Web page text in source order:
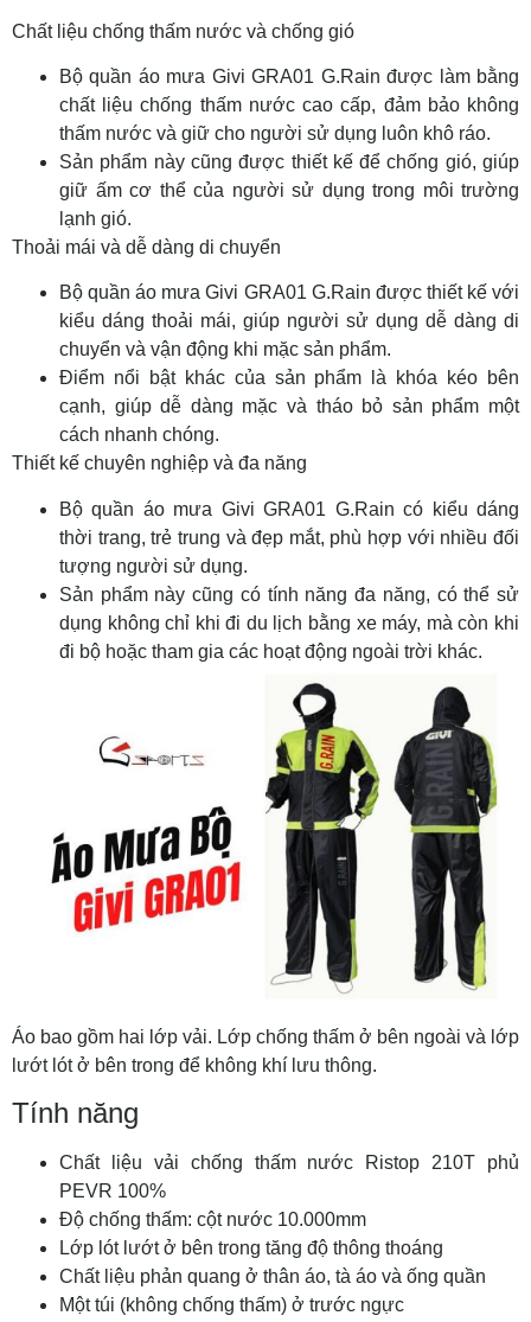
Chất liệu chống thấm nước và chống gió
Bộ quần áo mưa Givi GRA01 G.Rain được làm bằng
chất liệu chống thấm nước cao cấp, đảm bảo không
thấm nước và giữ cho người sử dụng luôn khô ráo.
Sản phẩm này cũng được thiết kế để chống gió, giúp
giữ ấm cơ thể của người sử dụng trong môi trường
lạnh gió.
Thoải mái và dễ dàng di chuyển
Bộ quần áo mưa Givi GRA01 G.Rain được thiết kế với
kiểu dáng thoải mái, giúp người sử dụng dễ dàng di
chuyển và vận động khi mặc sản phẩm.
Điểm nổi bật khác của sản phẩm là khóa kéo bên
cạnh, giúp dễ dàng mặc và tháo bỏ sản phẩm một
cách nhanh chóng.
Thiết kế chuyên nghiệp và đa năng
Bộ quần áo mưa Givi GRA01 G.Rain có kiểu dáng
thời trang, trẻ trung và đẹp mắt, phù hợp với nhiều đối
tượng người sử dụng.
Sản phẩm này cũng có tính năng đa năng, có thể sử
dụng không chỉ khi đi du lịch bằng xe máy, mà còn khi
đi bộ hoặc tham gia các hoạt động ngoài trời khác.
Áo bao gồm hai lớp vải. Lớp chống thấm ở bên ngoài và lớp
lướt lót ở bên trong để không khí lưu thông.
Tính năng
Chất liệu vải chống thấm nước Ristop 210T phủ
PEVR 100%
Độ chống thấm: cột nước 10.000mm
Lớp lót lướt ở bên trong tăng độ thông thoáng
Chất liệu phản quang ở thân áo, tà áo và ống quần
Một túi (không chống thấm) ở trước ngực